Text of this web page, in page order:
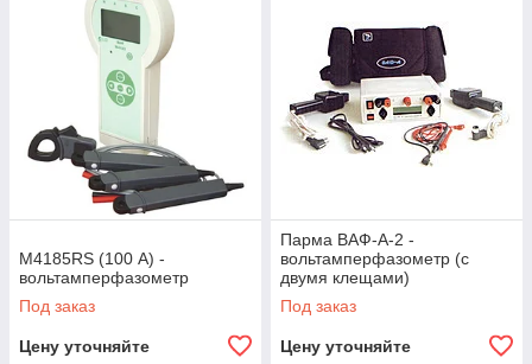
М4185RS (100 А) -
вольтамперфазометр
Под заказ
Цену уточняйте
Парма ВАФ-А-2 -
вольтамперфазометр (с
двумя клещами)
Под заказ
Цену уточняйте